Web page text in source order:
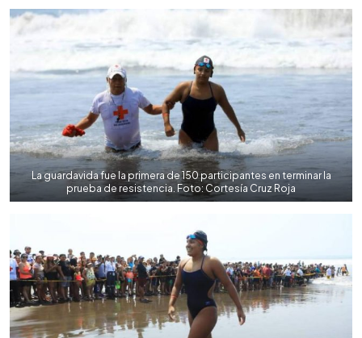
La guardavida fue la primera de 150 participantes en terminar la
prueba de resistencia. Foto: Cortesía Cruz Roja